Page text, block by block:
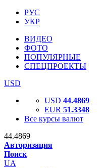
РУС
УКР
ВИДЕО
ФОТО
ПОПУЛЯРНЫЕ
СПЕЦПРОЕКТЫ
USD
USD 44.4869
EUR 51.3348
Все курсы валют
44.4869
Авторизация
Поиск
UA